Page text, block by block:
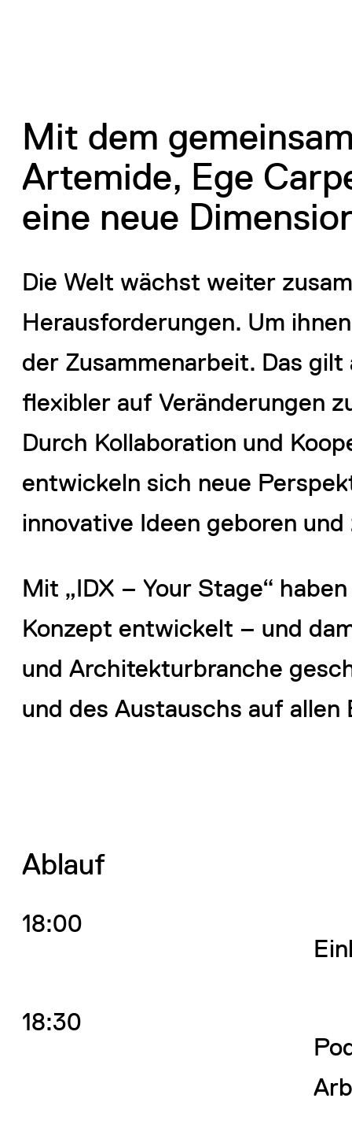
Mit dem
Artemide, Ege
eine neue
Die Welt wächst weiter
Herausforderungen. Um
der Zusammenarbeit. Das
flexibler auf Veränderungen
Durch Kollaboration und
entwickeln sich neue
innovative Ideen geboren
Mit „IDX – Your Stage“
Konzept entwickelt – und
und Architekturbranche
und des Austauschs auf allen
Ablauf
18:00
18:30